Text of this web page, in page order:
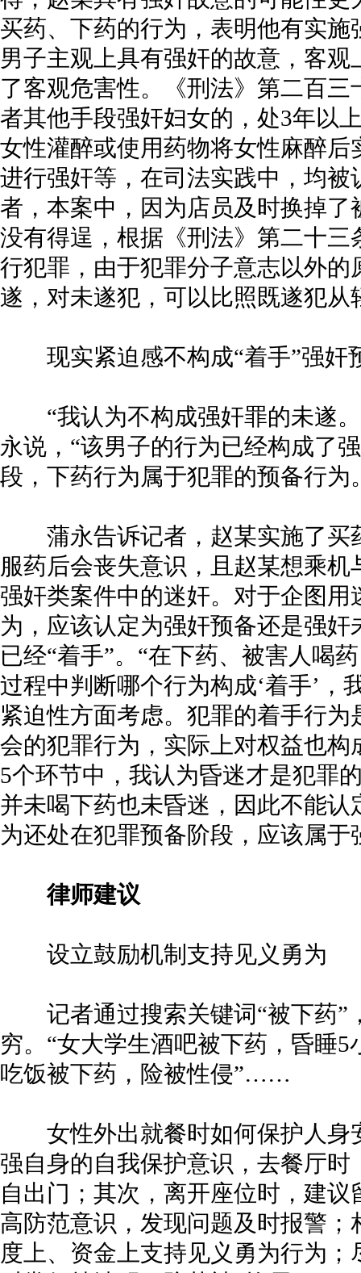
买药、下药的行为，表明他有实
男子主观上具有强奸的故意，客
了客观危害性。《刑法》第二百
者其他手段强奸妇女的，处3年以
女性灌醉或使用药物将女性麻醉
进行强奸等，在司法实践中，均
者，本案中，因为店员及时换掉
没有得逞，根据《刑法》第二十
行犯罪，由于犯罪分子意志以外
遂，对未遂犯，可以比照既遂犯从
现实紧迫感不构成“着手”强奸
“我认为不构成强奸罪的未遂。
永说，“该男子的行为已经构成了
段，下药行为属于犯罪的预备行为
蒲永告诉记者，赵某实施了买
服药后会丧失意识，且赵某想乘
强奸类案件中的迷奸。对于企图
为，应该认定为强奸预备还是强
已经“着手”。“在下药、被害人喝
过程中判断哪个行为构成‘着手’，
紧迫性方面考虑。犯罪的着手行
会的犯罪行为，实际上对权益也
5个环节中，我认为昏迷才是犯罪
并未喝下药也未昏迷，因此不能
为还处在犯罪预备阶段，应该属于
律师建议
设立鼓励机制支持见义勇为
记者通过搜索关键词“被下药”
穷。“女大学生酒吧被下药，昏睡
吃饭被下药，险被性侵”……
女性外出就餐时如何保护人身
强自身的自我保护意识，去餐厅
自出门；其次，离开座位时，建
高防范意识，发现问题及时报警
度上、资金上支持见义勇为行为